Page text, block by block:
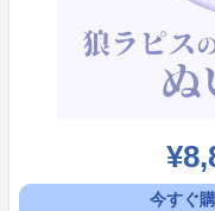
今すぐ